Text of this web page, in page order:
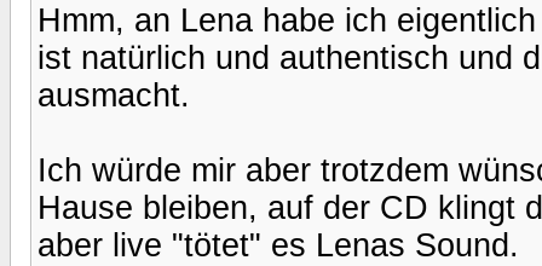
Hmm, an Lena habe ich
ist natürlich und authentisch und
ausmacht.
Ich würde mir aber trotzdem
Hause bleiben, auf der CD klingt
aber live "tötet" es Lenas Sound.